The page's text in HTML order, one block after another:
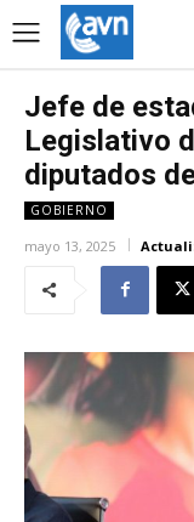
Jefe de
Legislativo
diputados
GOBIERNO
mayo 13, 2025